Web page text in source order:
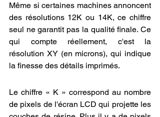
Même si certaines machines annoncent
des résolutions 12K ou 14K, ce chiffre
seul ne garantit pas la qualité finale. Ce
qui compte réellement, c'est la
résolution XY (en microns), qui indique
la finesse des détails imprimés.
Le chiffre « K » correspond au nombre
de pixels de l'écran LCD qui projette les